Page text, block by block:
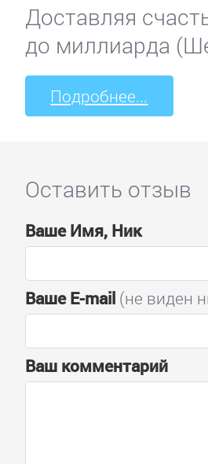
Доставляя
до миллиарда
Подробнее...
Оставить отзыв
Ваше Имя, Ник
Ваше E-mail(не виден
Ваш комментарий